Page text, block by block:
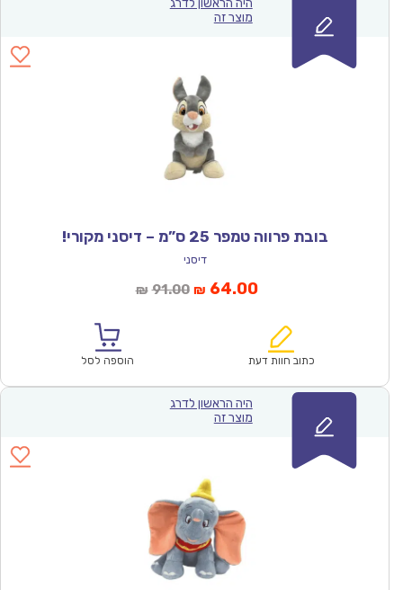
היה הראשון לדרג
מוצר זה
בובת פרווה טמפר 25 ס”מ – דיסני מקורי!
דיסני
₪ 91.00המחיר
₪91.00.
₪ 64.00המחיר
הוא:
כתוב חוות דעת הוספה לסל
היה הראשון לדרג
מוצר זה